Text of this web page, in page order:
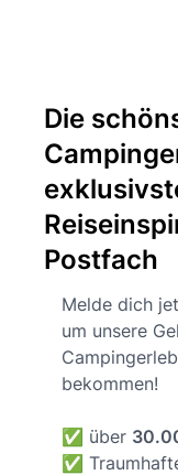
Die
Postfach
Melde dich
um unsere
bekommen!
✅ über
✅